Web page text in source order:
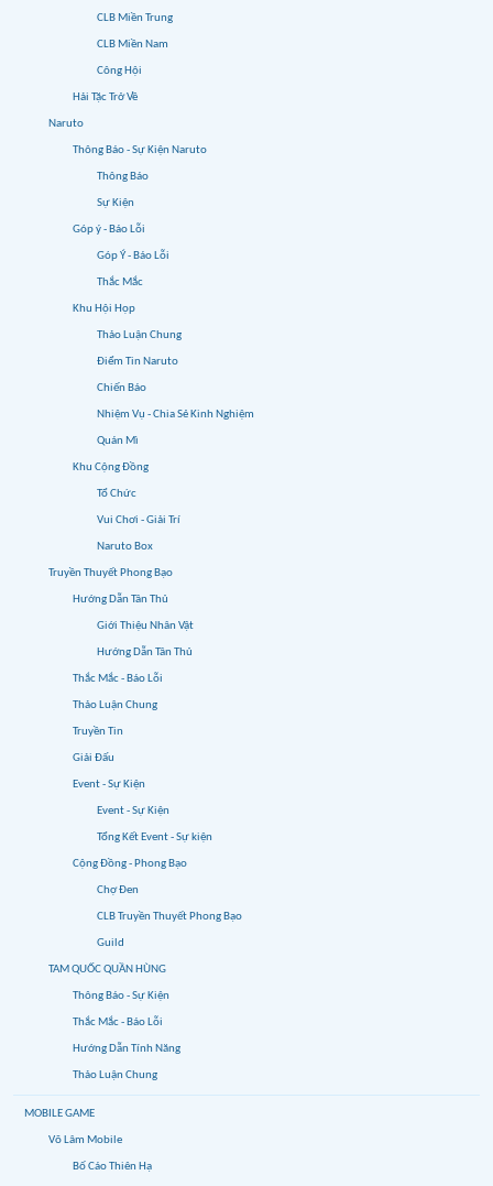
CLB Miền Trung
CLB Miền Nam
Công Hội
Hải Tặc Trở Về
Naruto
Thông Báo - Sự Kiện Naruto
Thông Báo
Sự Kiện
Góp ý - Báo Lỗi
Góp Ý - Báo Lỗi
Thắc Mắc
Khu Hội Họp
Thảo Luận Chung
Điểm Tin Naruto
Chiến Báo
Nhiệm Vụ - Chia Sẻ Kinh Nghiệm
Quán Mì
Khu Cộng Đồng
Tổ Chức
Vui Chơi - Giải Trí
Naruto Box
Truyền Thuyết Phong Bạo
Hướng Dẫn Tân Thủ
Giới Thiệu Nhân Vật
Hướng Dẫn Tân Thủ
Thắc Mắc - Báo Lỗi
Thảo Luận Chung
Truyền Tin
Giải Đấu
Event - Sự Kiện
Event - Sự Kiện
Tổng Kết Event - Sự kiện
Cộng Đồng - Phong Bạo
Chợ Đen
CLB Truyền Thuyết Phong Bạo
Guild
TAM QUỐC QUẦN HÙNG
Thông Báo - Sự Kiện
Thắc Mắc - Báo Lỗi
Hướng Dẫn Tính Năng
Thảo Luận Chung
MOBILE GAME
Võ Lâm Mobile
Bố Cáo Thiên Hạ